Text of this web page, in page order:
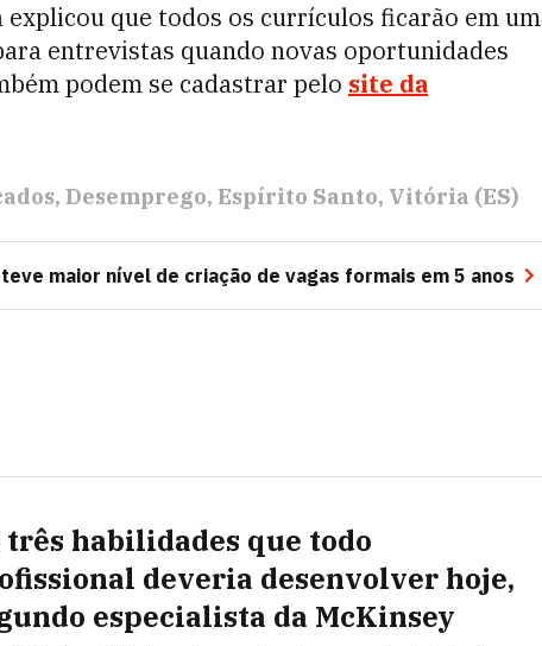
que todos os currículos ficarão em um
entrevistas quando novas oportunidades
podem se cadastrar pelo site da
Desemprego Espírito Santo Vitória (ES)
maior nível de criação de vagas formais em 5 anos
três habilidades que todo
deveria desenvolver hoje,
especialista da McKinsey